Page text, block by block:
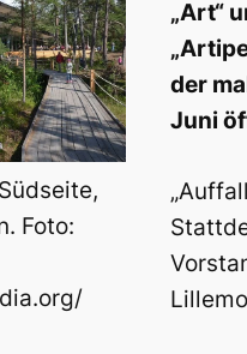
Foto:
„Art“
der
Juni